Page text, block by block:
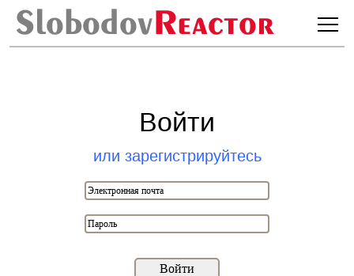
Войти
или зарегистрируйтесь
Войти